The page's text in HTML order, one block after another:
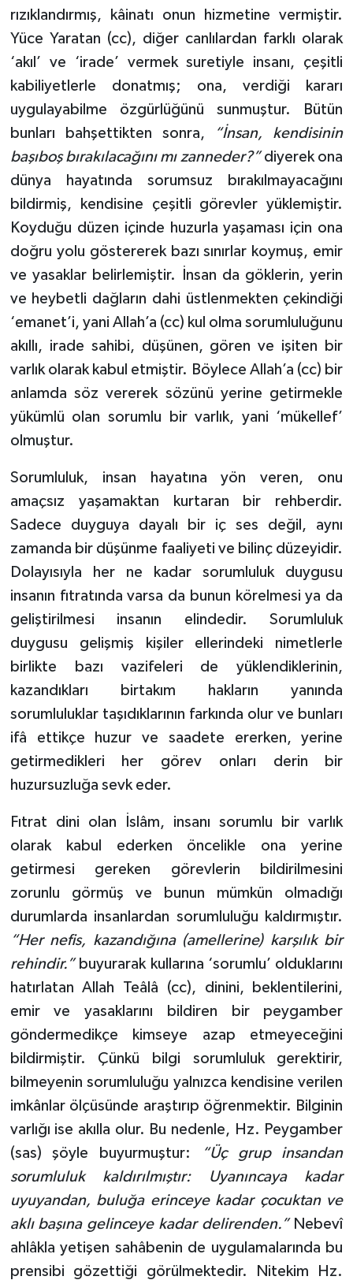
rızıklandırmış, kâinatı onun hizmetine vermiştir.
Yüce Yaratan (cc), diğer canlılardan farklı olarak
‘akıl’ ve ‘irade’ vermek suretiyle insanı, çeşitli
kabiliyetlerle donatmış; ona, verdiği kararı
uygulayabilme özgürlüğünü sunmuştur. Bütün
bunları bahşettikten sonra,
“İnsan, kendisinin
başıboş bırakılacağını mı zanneder?”diyerek ona
dünya hayatında sorumsuz bırakılmayacağını
bildirmiş, kendisine çeşitli görevler yüklemiştir.
Koyduğu düzen içinde huzurla yaşaması için ona
doğru yolu göstererek bazı sınırlar koymuş, emir
ve yasaklar belirlemiştir. İnsan da göklerin, yerin
ve heybetli dağların dahi üstlenmekten çekindiği
‘emanet’i, yani Allah’a (cc) kul olma sorumluluğunu
akıllı, irade sahibi, düşünen, gören ve işiten bir
varlık olarak kabul etmiştir. Böylece Allah’a (cc) bir
anlamda söz vererek sözünü yerine getirmekle
yükümlü olan sorumlu bir varlık, yani ‘mükellef’
olmuştur.
Sorumluluk, insan hayatına yön veren, onu
amaçsız yaşamaktan kurtaran bir rehberdir.
Sadece duyguya dayalı bir iç ses değil, aynı
zamanda bir düşünme faaliyeti ve bilinç düzeyidir.
Dolayısıyla her ne kadar sorumluluk duygusu
insanın fıtratında varsa da bunun körelmesi ya da
geliştirilmesi insanın elindedir. Sorumluluk
duygusu gelişmiş kişiler ellerindeki nimetlerle
birlikte bazı vazifeleri de yüklendiklerinin,
kazandıkları birtakım hakların yanında
sorumluluklar taşıdıklarının farkında olur ve bunları
ifâ ettikçe huzur ve saadete ererken, yerine
getirmedikleri her görev onları derin bir
huzursuzluğa sevk eder.
Fıtrat dini olan İslâm, insanı sorumlu bir varlık
olarak kabul ederken öncelikle ona yerine
getirmesi gereken görevlerin bildirilmesini
zorunlu görmüş ve bunun mümkün olmadığı
durumlarda insanlardan sorumluluğu kaldırmıştır.
“Her nefis, kazandığına (amellerine) karşılık bir
rehindir.”buyurarak kullarına ‘sorumlu’ olduklarını
hatırlatan Allah Teâlâ (cc), dinini, beklentilerini,
emir ve yasaklarını bildiren bir peygamber
göndermedikçe kimseye azap etmeyeceğini
bildirmiştir. Çünkü bilgi sorumluluk gerektirir,
bilmeyenin sorumluluğu yalnızca kendisine verilen
imkânlar ölçüsünde araştırıp öğrenmektir. Bilginin
varlığı ise akılla olur. Bu nedenle, Hz. Peygamber
(sas) şöyle buyurmuştur:
“Üç grup insandan
sorumluluk kaldırılmıştır: Uyanıncaya kadar
uyuyandan, buluğa erinceye kadar çocuktan ve
aklı başına gelinceye kadar delirenden.”Nebevî
ahlâkla yetişen sahâbenin de uygulamalarında bu
prensibi gözettiği görülmektedir. Nitekim Hz.